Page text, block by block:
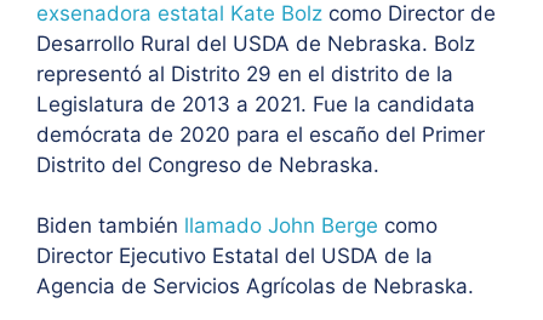
exsenadora estatal Kate Bolz como Director de
Desarrollo Rural del USDA de Nebraska. Bolz
representó al Distrito 29 en el distrito de la
Legislatura de 2013 a 2021. Fue la candidata
demócrata de 2020 para el escaño del Primer
Distrito del Congreso de Nebraska.
Biden también llamado John Berge como
Director Ejecutivo Estatal del USDA de la
Agencia de Servicios Agrícolas de Nebraska.